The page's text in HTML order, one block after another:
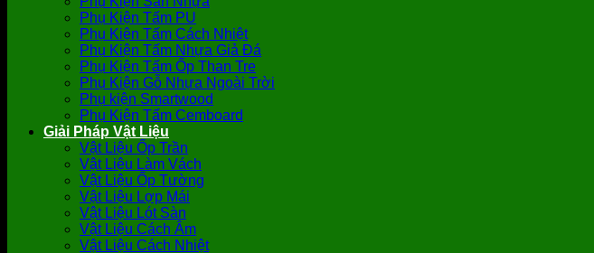
Phụ Kiện Tấm PU
Phụ Kiện Tấm Cách Nhiệt
Phụ Kiện Tấm Nhựa Giả Đá
Phụ Kiện Tấm Ốp Than Tre
Phụ Kiện Gỗ Nhựa Ngoài Trời
Phụ kiện Smartwood
Phụ Kiện Tấm Cemboard
Giải Pháp Vật Liệu
Vật Liệu Ốp Trần
Vật Liệu Làm Vách
Vật Liệu Ốp Tường
Vật Liệu Lợp Mái
Vật Liệu Lót Sàn
Vật Liệu Cách Âm
Vật Liệu Cách Nhiệt